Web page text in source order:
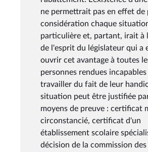
ne permettrait pas en effet de
considération chaque
particulière et, partant, irait à
de l'esprit du législateur qui a
ouvrir cet avantage à toutes
personnes rendues incapables
travailler du fait de leur
situation peut être justifiée
moyens de preuve : certificat
circonstancié, certificat d'un
établissement scolaire
décision de la commission